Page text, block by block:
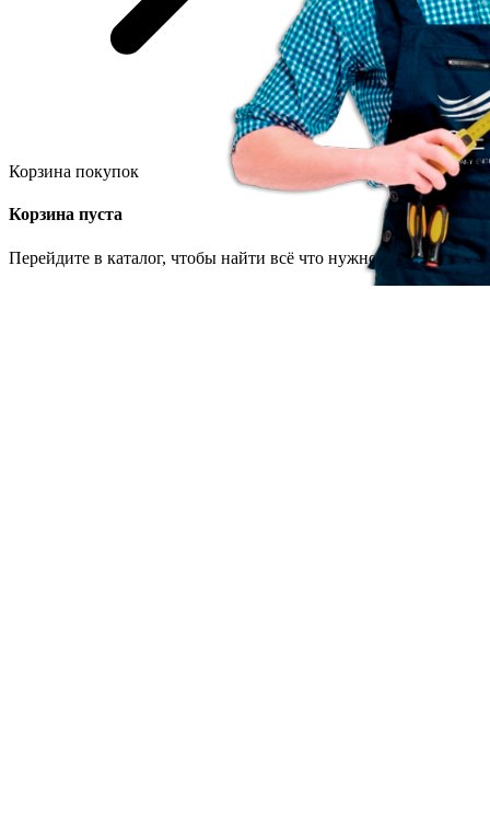
Корзина покупок
Корзина пуста
Перейдите в каталог, чтобы найти всё что нужно.